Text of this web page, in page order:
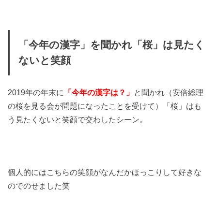
「今年の漢字」を聞かれ「桜」は見たく
ないと笑顔
2019年の年末に 「今年の漢字は？」 と聞かれ（安倍総理
の桜を見る会が問題になったことを受けて）「桜」はも
う見たくないと笑顔で交わしたシーン。
個人的にはこちらの笑顔がなんだかほっこりして好きな
のでのせました笑